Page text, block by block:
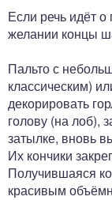
Если речь идёт
желании концы
Пальто с
классическим)
декорировать
голову (на лоб),
затылке, вновь
Их кончики
Получившаяся
красивым